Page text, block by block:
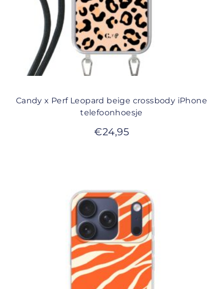
Candy x Perf Leopard beige crossbody iPhone
telefoonhoesje
€24,95